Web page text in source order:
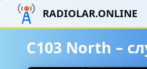
RADIOLAR.ONLINE
C103 North –